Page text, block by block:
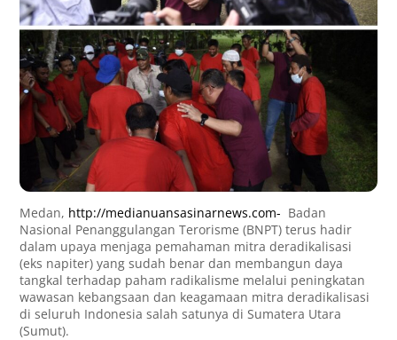
Medan, http://medianuansasinarnews.com- Badan
Nasional Penanggulangan Terorisme (BNPT) terus hadir
dalam upaya menjaga pemahaman mitra deradikalisasi
(eks napiter) yang sudah benar dan membangun daya
tangkal terhadap paham radikalisme melalui peningkatan
wawasan kebangsaan dan keagamaan mitra deradikalisasi
di seluruh Indonesia salah satunya di Sumatera Utara
(Sumut).